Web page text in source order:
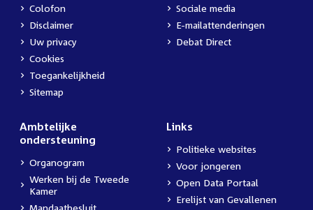
Colofon
Disclaimer
Uw privacy
Cookies
Toegankelijkheid
Sitemap
Sociale media
E-mailattenderingen
Debat Direct
Ambtelijke
ondersteuning
Organogram
Werken bij de Tweede
Kamer
Mandaatbesluit
Links
Politieke websites
Voor jongeren
Open Data Portaal
Erelijst van Gevallenen